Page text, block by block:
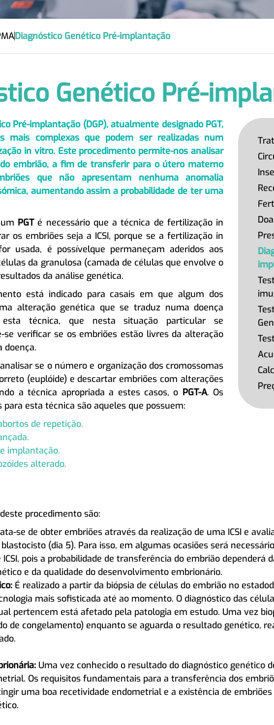
Diagnóstico Genético Pré-implantação
Genético Pré-
Pré-implantação (DGP), atualmente designado PGT,
mais complexas que podem ser realizadas num
in vitro. Este procedimento permite-nos analisar
embrião, a fim de transferir para o útero materno
que não apresentam nenhuma anomalia
aumentando assim a probabilidade de ter uma
PGTé necessário que a técnica de fertilização in
os embriões seja a ICSI, porque se a fertilização in
usada, é possívelque permaneçam aderidos aos
da granulosa (camada de células que envolve o
da análise genética.
está indicado para casais em que algum dos
alteração genética que se traduz numa doença
esta técnica, que nesta situação particular se
se verificar se os embriões estão livres da alteração
doença.
se o número e organização dos cromossomas
(euplóide) e descartar embriões com alterações
a técnica apropriada a estes casos, o PGT-A. Os
para esta técnica são aqueles que possuem:
de repetição.
implantação.
alterado.
procedimento são:
se de obter embriões através da realização de uma ICSI e
(dia 5). Para isso, em algumas ocasiões será
ICSI, pois a probabilidade de transferência do embrião dependerá
e da qualidade do desenvolvimento embrionário.
É realizado a partir da biópsia de células do embrião no
mais sofisticada até ao momento. O diagnóstico das
pertencem está afetado pela patologia em estudo. Uma vez
de congelamento) enquanto se aguarda o resultado genético,
Uma vez conhecido o resultado do diagnóstico genético
Os requisitos fundamentais para a transferência dos
uma boa recetividade endometrial e a existência de